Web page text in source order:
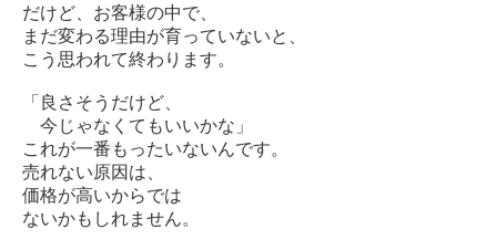
だけど、お客様の中で、
まだ変わる理由が育っていないと、
こう思われて終わります。
「良さそうだけど、
今じゃなくてもいいかな」
これが一番もったいないんです。
売れない原因は、
価格が高いからでは
ないかもしれません。